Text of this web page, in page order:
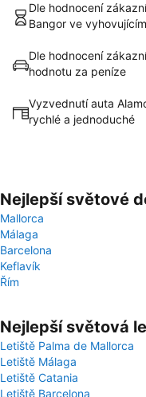
Dle hodnocení
Bangor ve
Dle hodnocení
hodnotu za peníze
Vyzvednutí auta
rychlé a jednoduché
Nejlepší světové
Mallorca
Málaga
Barcelona
Keflavík
Řím
Nejlepší světová
Letiště Palma de Mallorca
Letiště Málaga
Letiště Catania
Letiště Barcelona